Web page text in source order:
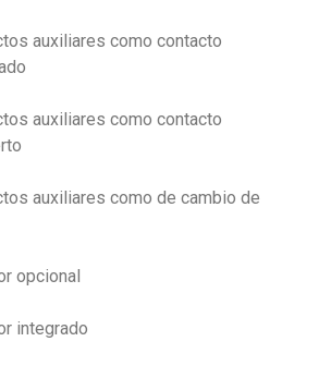
auxiliares como contacto
auxiliares como contacto
auxiliares como de cambio de
opcional
integrado